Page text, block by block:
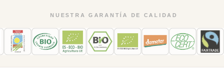
NUESTRA GARANTÍA DE CALIDAD